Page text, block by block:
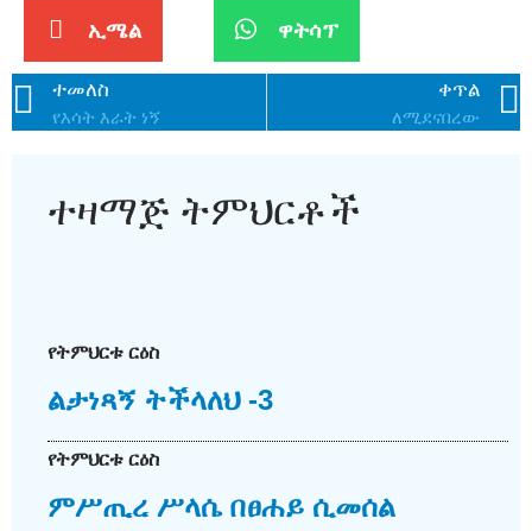
ኢሜል ዋትሳፕ
ተመለስ
የእሳት እራት ነኝ
ቀጥል
ለሚደናበረው
ተዛማጅ ትምህርቶች
የትምህርቱ ርዕስ
ልታነጻኝ ትችላለህ -3
የትምህርቱ ርዕስ
ምሥጢረ ሥላሴ በፀሐይ ሲመሰል